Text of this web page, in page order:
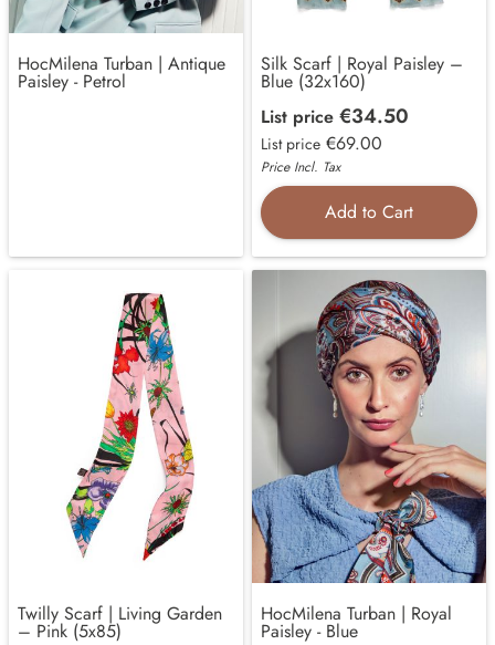
HocMilena Turban | Antique
Paisley - Petrol
Silk Scarf | Royal Paisley –
Blue (32x160)
List price €34.50
List price €69.00
Price Incl. Tax
Add to Cart
Twilly Scarf | Living Garden
– Pink (5x85)
HocMilena Turban | Royal
Paisley - Blue